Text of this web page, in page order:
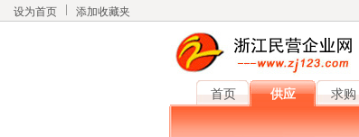
设为首页 添加收藏夹
首页 供应 求购